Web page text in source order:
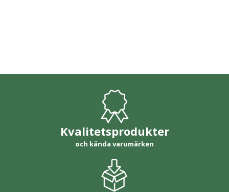
Kvalitetsprodukter
och kända varumärken